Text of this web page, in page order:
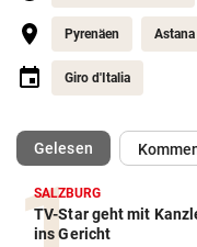
Pyrenäen Astana
Giro d'Italia
Gelesen(ausgewählt)
SALZBURG
TV-Star geht mit
ins Gericht
Action-Cam Vergleich